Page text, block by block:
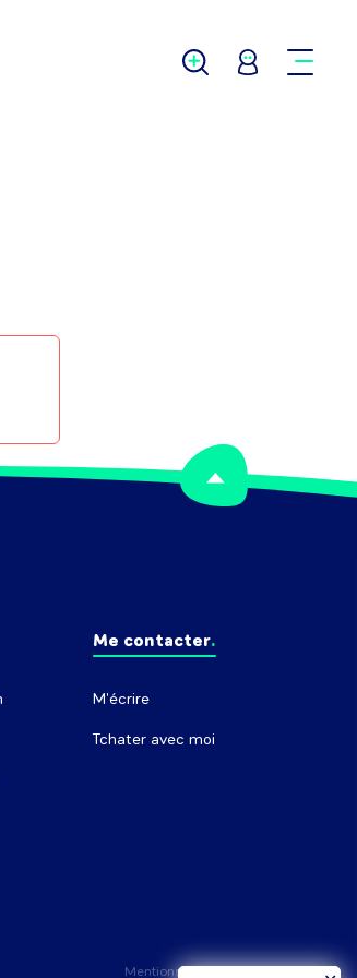
Me contacter
M'écrire
Tchater avec moi
Mentions légales Crédits